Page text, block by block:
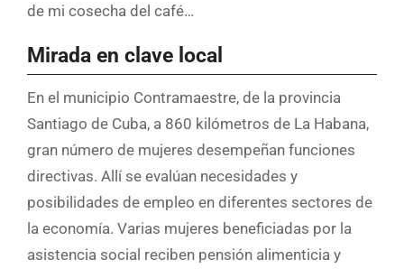
de mi cosecha del café…
Mirada en clave local
En el municipio Contramaestre, de la provincia
Santiago de Cuba, a 860 kilómetros de La Habana,
gran número de mujeres desempeñan funciones
directivas. Allí se evalúan necesidades y
posibilidades de empleo en diferentes sectores de
la economía. Varias mujeres beneficiadas por la
asistencia social reciben pensión alimenticia y